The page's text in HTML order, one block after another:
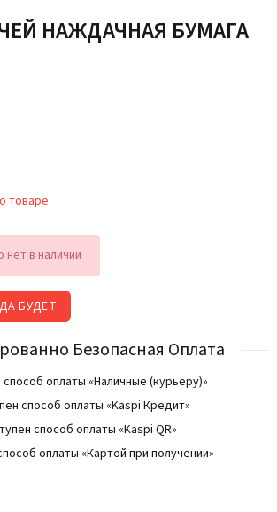
НАЖДАЧНАЯ БУМАГА
товаре
в наличии
БУДЕТ
Безопасная Оплата